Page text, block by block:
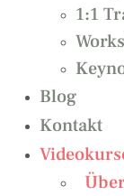
1:1
Blog
Kontakt